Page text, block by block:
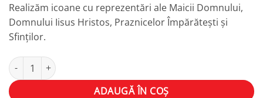
Realizăm icoane cu reprezentări ale Maicii Domnului,
Domnului Iisus Hristos, Praznicelor Împărătești și
Sfinților.
Cantitate Sf. Sfințit. Mc. Elefterie, Episcopul Iliriei
ADAUGĂ ÎN COȘ
Alternative: